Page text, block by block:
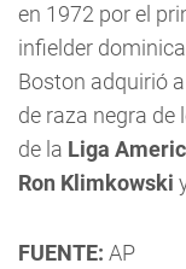
en 1972 por el
infielder
Boston adquirió a
de raza negra de
de la Liga
Ron Klimkowski
FUENTE: AP